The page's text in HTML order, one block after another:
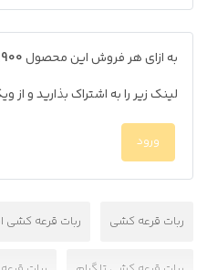
به ازای هر فروش این محصول5,900
لینک زیر را به اشتراک بذارید و
ورود
ربات قرعه کشی ربات قرعه کشی